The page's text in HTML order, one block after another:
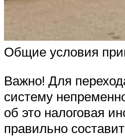
Общие условия
Важно! Для
систему
об это налоговая
правильно